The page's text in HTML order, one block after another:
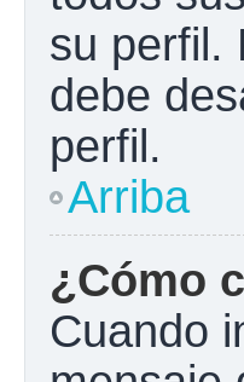
su perfil.
debe
perfil.
Arriba
¿Cómo
Cuando